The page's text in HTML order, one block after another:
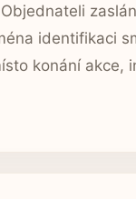
identifikaci
konání akce,